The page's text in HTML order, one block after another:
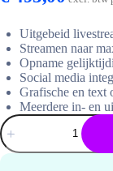
Uitgebeid
Streamen naar
Opname
Social media
Grafische en text
Meerdere in- en
vMix
Livestream
Server
hoeveelheid